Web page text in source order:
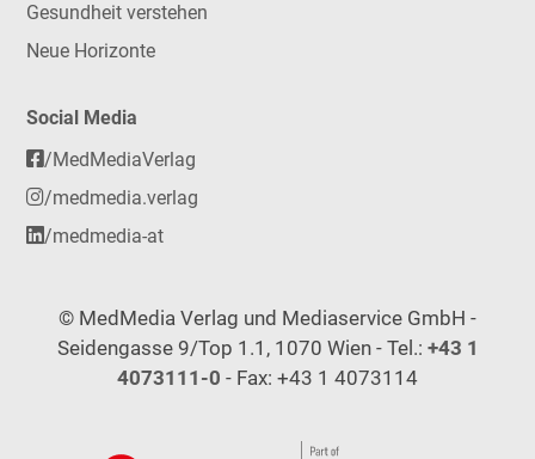
Gesundheit verstehen
Neue Horizonte
Social Media
/MedMediaVerlag
/medmedia.verlag
/medmedia-at
© MedMedia Verlag und Mediaservice GmbH -
Seidengasse 9/Top 1.1, 1070 Wien - Tel.: +43 1
4073111-0 - Fax: +43 1 4073114